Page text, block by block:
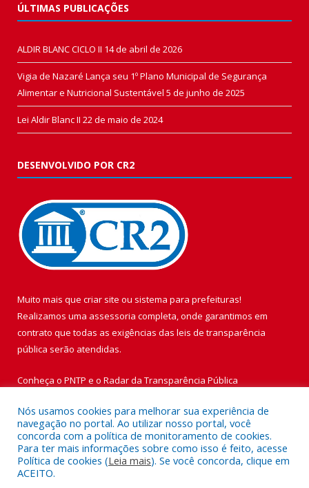
ÚLTIMAS PUBLICAÇÕES
ALDIR BLANC CICLO II 14 de abril de 2026
Vigia de Nazaré Lança seu 1º Plano Municipal de Segurança
Alimentar e Nutricional Sustentável 5 de junho de 2025
Lei Aldir Blanc II 22 de maio de 2024
DESENVOLVIDO POR CR2
Muito mais que criar site ou sistema para prefeituras!
Realizamos uma assessoria completa, onde garantimos em
contrato que todas as exigências das leis de transparência
pública serão atendidas.
Conheça o PNTP e o Radar da Transparência Pública
Todos os direitos reservados a Prefeitura Municipal de Vigia de
Nazaré.
Nós usamos cookies para melhorar sua experiência de
navegação no portal. Ao utilizar nosso portal, você
concorda com a política de monitoramento de cookies.
Para ter mais informações sobre como isso é feito, acesse
Política de cookies (Leia mais). Se você concorda, clique em
ACEITO.